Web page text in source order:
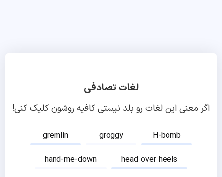
لغات تصادفی
اگر معنی این لغات رو بلد نیستی کافیه روشون کلیک کنی!
gremlin groggy
H-bomb
hand-me-down
head over heels